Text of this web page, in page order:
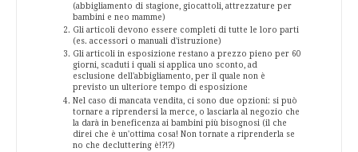
(abbigliamento di stagione, giocattoli, attrezzature per
bambini e neo mamme)
Gli articoli devono essere completi di tutte le loro parti
(es. accessori o manuali d'istruzione)
Gli articoli in esposizione restano a prezzo pieno per 60
giorni, scaduti i quali si applica uno sconto, ad
esclusione dell'abbigliamento, per il quale non è
previsto un ulteriore tempo di esposizione
Nel caso di mancata vendita, ci sono due opzioni: si può
tornare a riprendersi la merce, o lasciarla al negozio che
la darà in beneficenza ai bambini più bisognosi (il che
direi che è un'ottima cosa! Non tornate a riprenderla se
no che decluttering è!?!?)